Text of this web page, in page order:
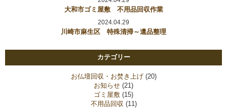
大和市ゴミ屋敷 不用品回収作業
2024.04.29
川崎市麻生区 特殊清掃～遺品整理
カテゴリー
お仏壇回収・お焚き上げ(20)
お知らせ (21)
ゴミ屋敷 (15)
不用品回収 (11)